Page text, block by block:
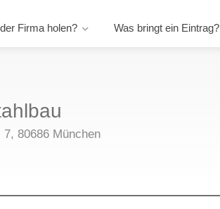
Firma holen? Was bringt ein Eintrag?
80686 München